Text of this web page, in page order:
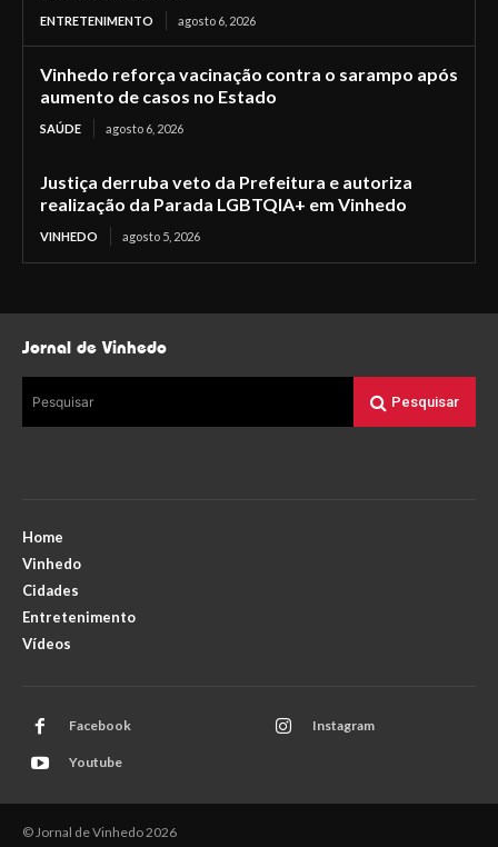
ENTRETENIMENTO agosto 6, 2026
Vinhedo reforça vacinação contra o sarampo após
aumento de casos no Estado
SAÚDE agosto 6, 2026
Justiça derruba veto da Prefeitura e autoriza
realização da Parada LGBTQIA+ em Vinhedo
VINHEDO agosto 5, 2026
Jornal de Vinhedo
Pesquisar Pesquisar
Home
Vinhedo
Cidades
Entretenimento
Vídeos
Facebook Instagram
Youtube
© Jornal de Vinhedo 2026